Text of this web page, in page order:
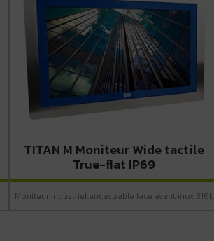
TITAN M Moniteur Wide tactile
True-flat IP69
Moniteur industriel encastrable face avant inox 316L